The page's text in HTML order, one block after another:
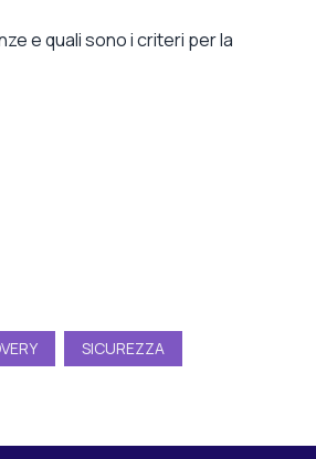
e quali sono i criteri per la
SICUREZZA